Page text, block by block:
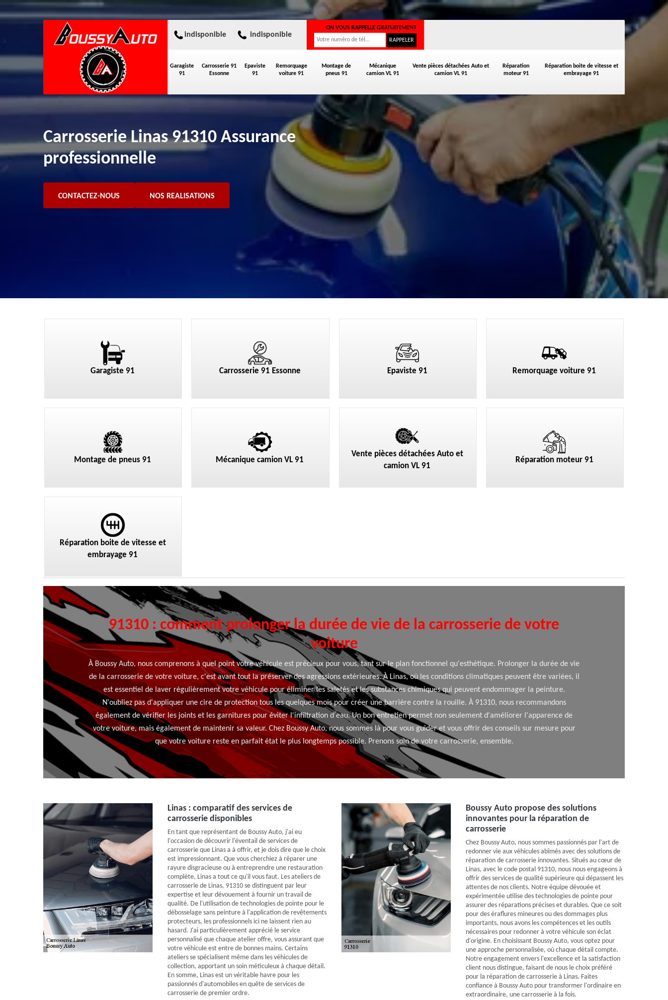
Garagiste
91
Carrosserie 91
Essonne
Epaviste
91
Remorquage
voiture 91
Montage de
pneus 91
Mécanique
camion VL 91
Vente pièces détachées Auto et
camion VL 91
Réparation
moteur 91
Réparation boite de vitesse et
embrayage 91
indisponible indisponible
ON VOUS RAPPELLE GRATUITEMENT
Carrosserie Linas 91310 Assurance
professionnelle
CONTACTEZ-NOUS NOS REALISATIONS
Garagiste 91 Carrosserie 91 Essonne Epaviste 91 Remorquage voiture 91
Montage de pneus 91 Mécanique camion VL 91
Vente pièces détachées Auto et
camion VL 91
Réparation moteur 91
Réparation boite de vitesse et
embrayage 91
91310 : comment prolonger la durée de vie de la carrosserie de votre
voiture
À Boussy Auto, nous comprenons à quel point votre véhicule est précieux pour vous, tant sur le plan fonctionnel qu'esthétique. Prolonger la durée de vie
de la carrosserie de votre voiture, c'est avant tout la préserver des agressions extérieures. À Linas, où les conditions climatiques peuvent être variées, il
est essentiel de laver régulièrement votre véhicule pour éliminer les saletés et les substances chimiques qui peuvent endommager la peinture.
N'oubliez pas d'appliquer une cire de protection tous les quelques mois pour créer une barrière contre la rouille. À 91310, nous recommandons
également de vérifier les joints et les garnitures pour éviter l'infiltration d'eau. Un bon entretien permet non seulement d'améliorer l'apparence de
votre voiture, mais également de maintenir sa valeur. Chez Boussy Auto, nous sommes là pour vous guider et vous offrir des conseils sur mesure pour
que votre voiture reste en parfait état le plus longtemps possible. Prenons soin de votre carrosserie, ensemble.
Linas : comparatif des services de
carrosserie disponibles
En tant que représentant de Boussy Auto, j'ai eu
l'occasion de découvrir l'éventail de services de
carrosserie que Linas a à offrir, et je dois dire que le choix
est impressionnant. Que vous cherchiez à réparer une
rayure disgracieuse ou à entreprendre une restauration
complète, Linas a tout ce qu'il vous faut. Les ateliers de
carrosserie de Linas, 91310 se distinguent par leur
expertise et leur dévouement à fournir un travail de
qualité. De l'utilisation de technologies de pointe pour le
débosselage sans peinture à l'application de revêtements
protecteurs, les professionnels ici ne laissent rien au
hasard. J'ai particulièrement apprécié le service
personnalisé que chaque atelier offre, vous assurant que
votre véhicule est entre de bonnes mains. Certains
ateliers se spécialisent même dans les véhicules de
collection, apportant un soin méticuleux à chaque détail.
En somme, Linas est un véritable havre pour les
passionnés d'automobiles en quête de services de
carrosserie de premier ordre.
Boussy Auto propose des solutions
innovantes pour la réparation de
carrosserie
Chez Boussy Auto, nous sommes passionnés par l'art de
redonner vie aux véhicules abîmés avec des solutions de
réparation de carrosserie innovantes. Situés au cœur de
Linas, avec le code postal 91310, nous nous engageons à
offrir des services de qualité supérieure qui dépassent les
attentes de nos clients. Notre équipe dévouée et
expérimentée utilise des technologies de pointe pour
assurer des réparations précises et durables. Que ce soit
pour des éraflures mineures ou des dommages plus
importants, nous avons les compétences et les outils
nécessaires pour redonner à votre véhicule son éclat
d'origine. En choisissant Boussy Auto, vous optez pour
une approche personnalisée, où chaque détail compte.
Notre engagement envers l'excellence et la satisfaction
client nous distingue, faisant de nous le choix préféré
pour la réparation de carrosserie à Linas. Faites
confiance à Boussy Auto pour transformer l'ordinaire en
extraordinaire, une carrosserie à la fois.